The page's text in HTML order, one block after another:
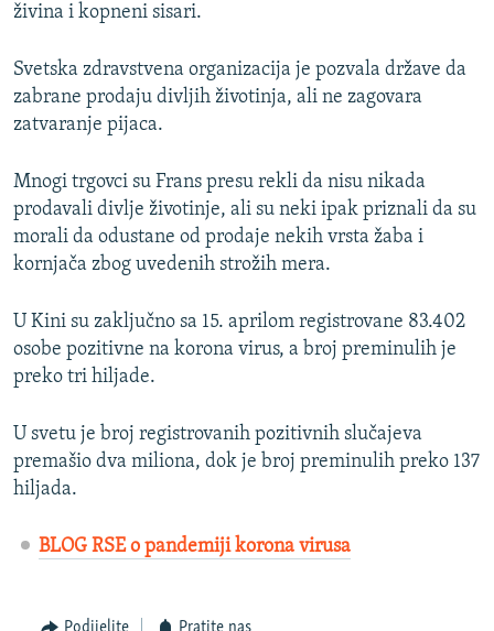
živina i kopneni sisari.
Svetska zdravstvena organizacija je pozvala države da
zabrane prodaju divljih životinja, ali ne zagovara
zatvaranje pijaca.
Mnogi trgovci su Frans presu rekli da nisu nikada
prodavali divlje životinje, ali su neki ipak priznali da su
morali da odustane od prodaje nekih vrsta žaba i
kornjača zbog uvedenih strožih mera.
U Kini su zaključno sa 15. aprilom registrovane 83.402
osobe pozitivne na korona virus, a broj preminulih je
preko tri hiljade.
U svetu je broj registrovanih pozitivnih slučajeva
premašio dva miliona, dok je broj preminulih preko 137
hiljada.
BLOG RSE o pandemiji korona virusa